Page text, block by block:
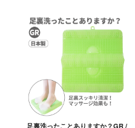
足裏洗ったことありますか？GR /